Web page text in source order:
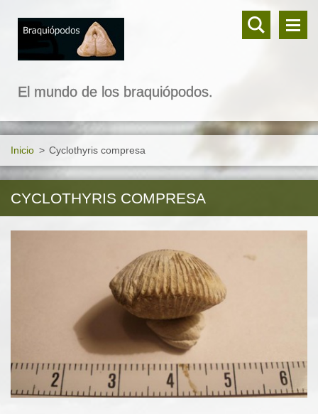
El mundo de los braquiópodos.
Inicio > Cyclothyris compresa
CYCLOTHYRIS COMPRESA